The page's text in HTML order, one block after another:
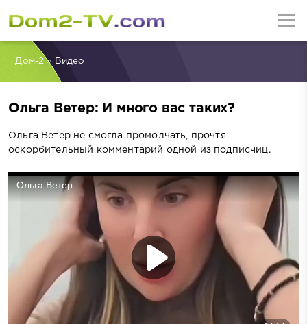
Дом-2» Видео
Ольга Ветер: И много вас таких?
Ольга Ветер не смогла промолчать, прочтя
оскорбительный комментарий одной из подписчиц.